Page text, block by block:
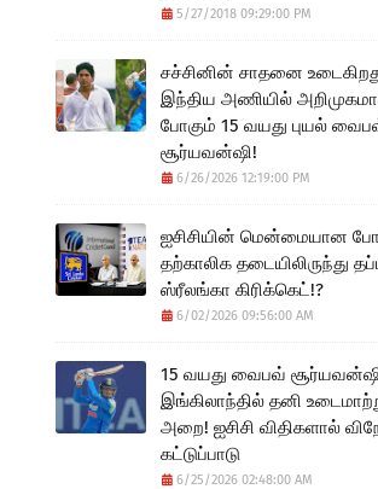
5/27/2018 09:29:00 PM
சச்சினின் சாதனை
இந்திய அணியில்
போகும் 15 வயது புயல்
சூர்யவன்ஷி!
6/26/2026 12:19:00 PM
ஐசிசியின் மென்மையான
தற்காலிக தடையிலிருந்து
ஸ்ரீலங்கா கிரிக்கெட்!?
6/02/2026 09:56:00 AM
15 வயது வைபவ்
இங்கிலாந்தில் தனி
அறை! ஐசிசி விதிகளால்
கட்டுப்பாடு
6/25/2026 02:48:00 AM